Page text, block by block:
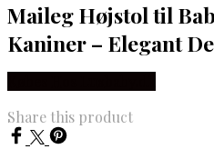
Maileg Højstol til
Kaniner – Elegant
Share this product